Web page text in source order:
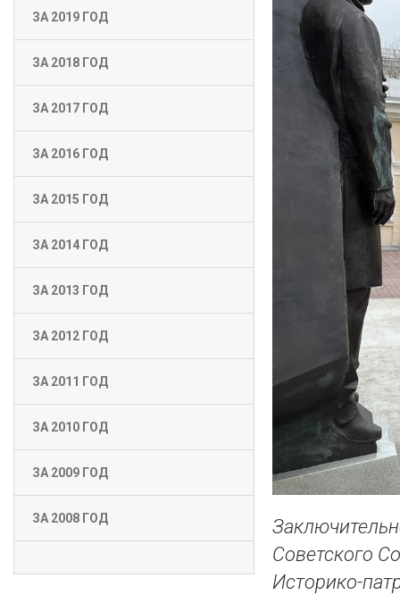
ЗА 2019 ГОД
ЗА 2018 ГОД
ЗА 2017 ГОД
ЗА 2016 ГОД
ЗА 2015 ГОД
ЗА 2014 ГОД
ЗА 2013 ГОД
ЗА 2012 ГОД
ЗА 2011 ГОД
ЗА 2010 ГОД
ЗА 2009 ГОД
ЗА 2008 ГОД
Советского
Историко-